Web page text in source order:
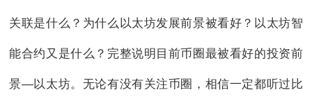
关联是什么？为什么以太坊发展前景被看好？以太坊智
能合约又是什么？完整说明目前币圈最被看好的投资前
景—以太坊。无论有没有关注币圈，相信一定都听过比